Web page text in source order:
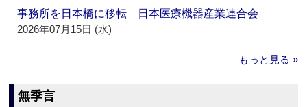
事務所を日本橋に移転 日本医療機器産業連合会
2026年07月15日 (水)
もっと見る »
無季言